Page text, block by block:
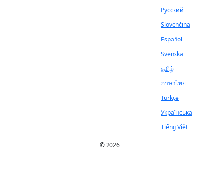
Русский
Slovenčina
Español
Svenska
தமிழ்
ภาษาไทย
Türkçe
Українська
Tiếng Việt
© 2026